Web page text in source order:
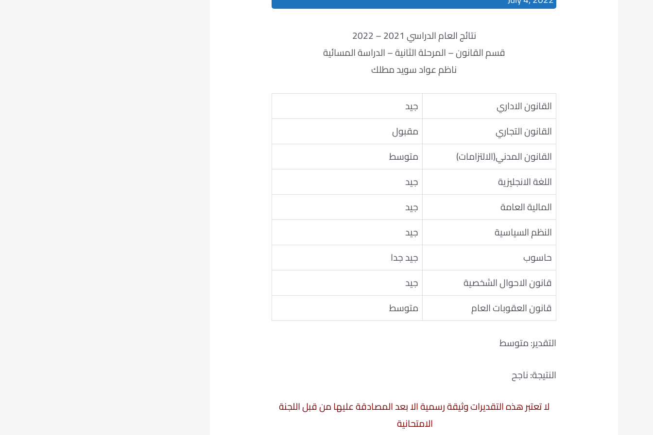
نتائج العام الدراسي 2021 – 2022
قسم القانون – المرحلة الثانية – الدراسة المسائية
ناظم عواد سويد مطلك
القانون الاداري
جيد
القانون التجاري
مقبول
القانون المدني(الالتزامات)
متوسط
اللغة الانجليزية
جيد
المالية العامة
جيد
النظم السياسية
جيد
حاسوب
جيد جدا
قانون الاحوال الشخصية
جيد
قانون العقوبات العام
متوسط
التقدير: متوسط
النتيجة: ناجح
لا تعتبر هذه التقديرات وثيقة رسمية الا بعد المصادقة عليها من قبل اللجنة
الامتحانية